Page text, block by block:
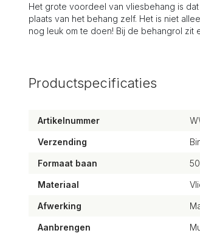
Het grote voordeel van vliesbehang is dat
plaats van het behang zelf. Het is niet
nog leuk om te doen! Bij de behangrol zit
Productspecificaties
Artikelnummer
Verzending
Formaat baan
Materiaal
Afwerking
Aanbrengen